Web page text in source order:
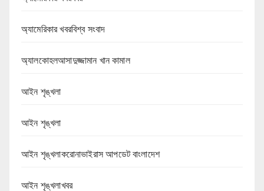
অ্যামেরিকার খবরবিশ্ব সংবাদ
অ্যালকোহলআসাদুজ্জামান খান কামাল
আইন শৃঙ্খলা
আইন শৃঙ্খলা
আইন শৃঙ্খলাকরোনাভাইরাস আপডেট বাংলাদেশ
আইন শৃঙ্খলাখবর